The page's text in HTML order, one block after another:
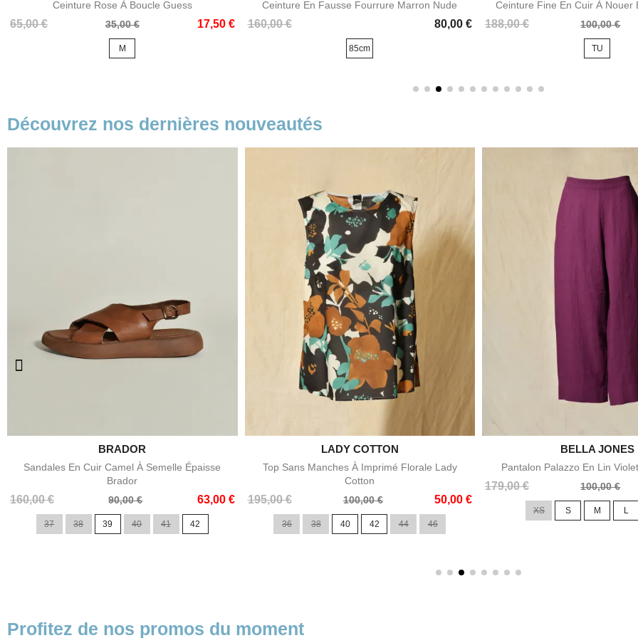
Ceinture Rose À Boucle Guess
65,00 €
Prix
35,00 € 17,50 €
Prix
M
Ceinture En Fausse Fourrure Marron Nude
160,00 € 80,00 €
Prix
85cm
Ceinture Fine En Cuir À Nouer
188,00 €
Prix
100,00 €
Prix
TU
Découvrez nos dernières nouveautés
Aperçu rapide
BRADOR
Sandales En Cuir Camel À Semelle Épaisse
Brador
160,00 €
Prix
90,00 € 63,00 €
Prix
37 38 39 40 41 42
Aperçu rapide
LADY COTTON
Top Sans Manches À Imprimé Florale Lady
Cotton
195,00 €
Prix
100,00 € 50,00 €
Prix
36 38 40 42 44 46
Aperçu rapide
BELLA JONES
Pantalon Palazzo En Lin
179,00 €
Prix
100,00 €
Prix
XS S M L
Profitez de nos promos du moment